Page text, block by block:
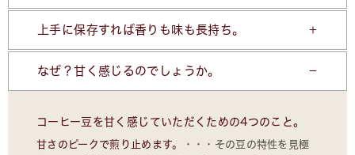
上手に保存すれば香りも味も長持ち。
なぜ？甘く感じるのでしょうか。
コーヒー豆を甘く感じていただくための4つのこと。
甘さのピークで煎り止めます。
・・・その豆の特性を見極